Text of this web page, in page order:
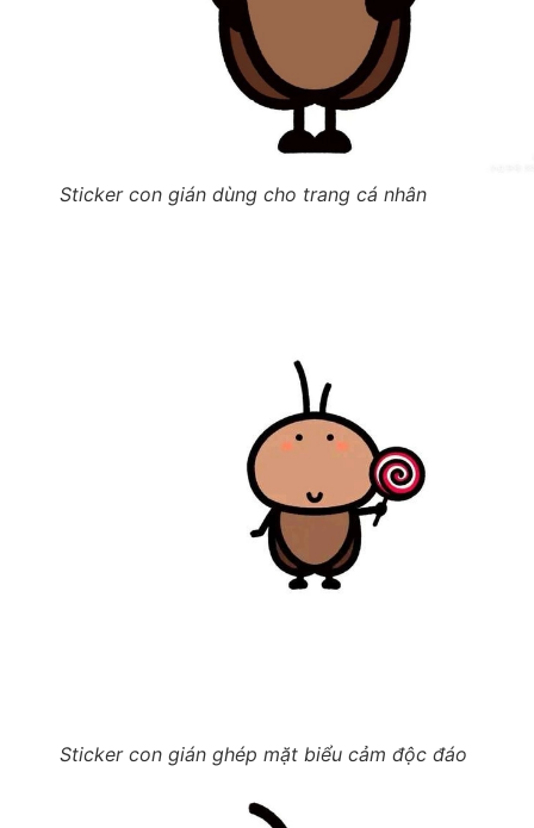
Sticker con gián dùng cho trang cá nhân
Sticker con gián ghép mặt biểu cảm độc đáo